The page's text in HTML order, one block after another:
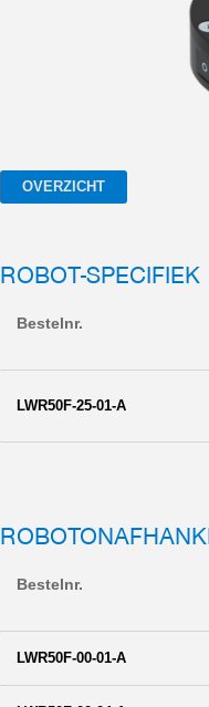
OVERZICHT
ROBOT-SPECIFIEK
Bestelnr.
LWR50F-25-01-A
Bestelnr.
LWR50F-00-01-A